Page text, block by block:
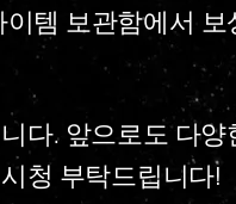
이템 보관함에서 보
다. 앞으로도 다
청 부탁드립니다!